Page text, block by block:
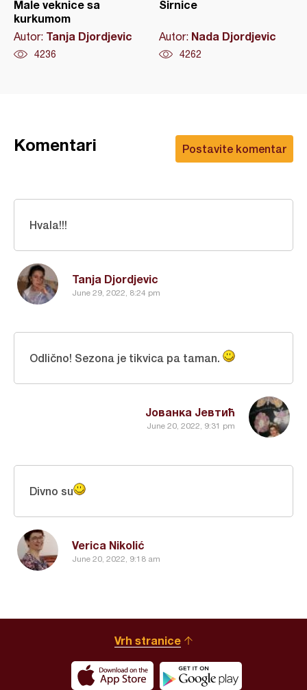
Male veknice sa
kurkumom
Autor: Tanja Djordjevic
4236
Sirnice
Autor: Nada Djordjevic
4262
Postavite komentar
Komentari
Tanja Djordjevic
June 29, 2022, 8:24 pm
Hvala!!!
Јованка Јевтић
June 20, 2022, 9:31 pm
Odlično! Sezona je tikvica pa taman.
Verica Nikolić
June 20, 2022, 9:18 am
Divno su
Vrh stranice